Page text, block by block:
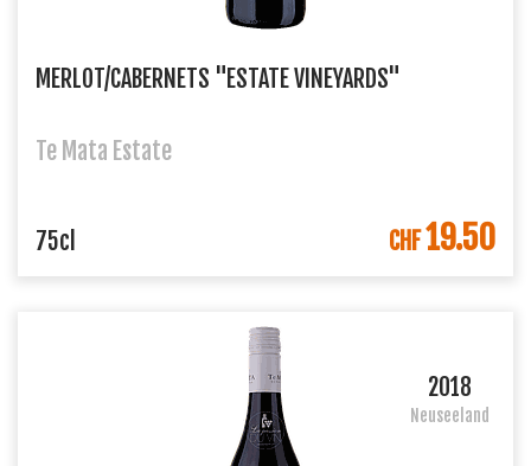
MERLOT/CABERNETS "ESTATE VINEYARDS"
Te Mata Estate
IN DEN WARENKORB
75cl CHF19.50
2018
Neuseeland